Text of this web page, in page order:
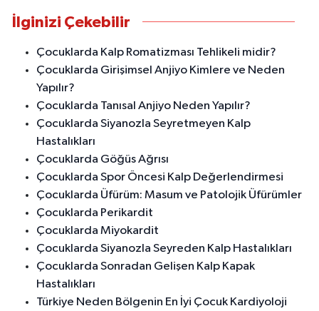
İlginizi Çekebilir
Çocuklarda Kalp Romatizması Tehlikeli midir?
Çocuklarda Girişimsel Anjiyo Kimlere ve Neden
Yapılır?
Çocuklarda Tanısal Anjiyo Neden Yapılır?
Çocuklarda Siyanozla Seyretmeyen Kalp
Hastalıkları
Çocuklarda Göğüs Ağrısı
Çocuklarda Spor Öncesi Kalp Değerlendirmesi
Çocuklarda Üfürüm: Masum ve Patolojik Üfürümler
Çocuklarda Perikardit
Çocuklarda Miyokardit
Çocuklarda Siyanozla Seyreden Kalp Hastalıkları
Çocuklarda Sonradan Gelişen Kalp Kapak
Hastalıkları
Türkiye Neden Bölgenin En İyi Çocuk Kardiyoloji